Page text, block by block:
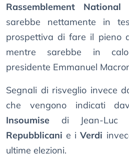
Rassemblement National
sarebbe nettamente in
prospettiva di fare il pieno
mentre sarebbe in
presidente Emmanuel
Segnali di risveglio invece
che vengono indicati
Insoumise di Jean-Luc
Repubblicanie iVerdi
ultime elezioni.